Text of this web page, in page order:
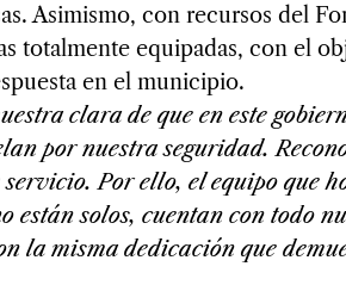
Asimismo, con recursos del
totalmente equipadas, con el
en el municipio.
clara de que en este
por nuestra seguridad.
Por ello, el equipo que
están solos, cuentan con todo
la misma dedicación que